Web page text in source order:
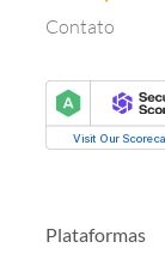
Contato
Plataformas